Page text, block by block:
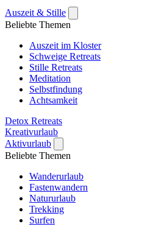
Auszeit & Stille
Beliebte Themen
Auszeit im Kloster
Schweige Retreats
Stille Retreats
Meditation
Selbstfindung
Achtsamkeit
Detox Retreats
Kreativurlaub
Aktivurlaub
Beliebte Themen
Wanderurlaub
Fastenwandern
Natururlaub
Trekking
Surfen